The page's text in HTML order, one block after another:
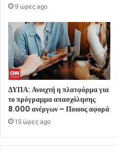
9 ώρες ago
ΔΥΠΑ: Ανοιχτή η πλατφόρμα για
το πρόγραμμα απασχόλησης
8.000 ανέργων – Ποιους αφορά
15 ώρες ago